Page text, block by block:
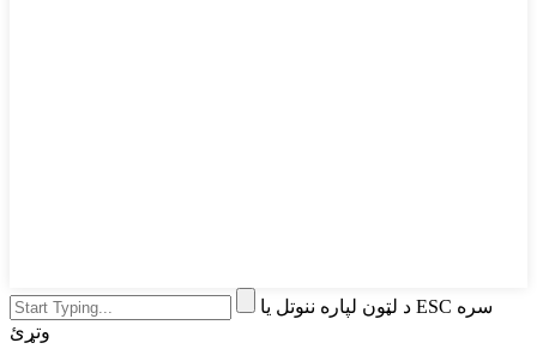
د لټون لپاره ننوتل یا ESC سره
وتړئ